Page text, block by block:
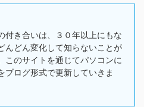
付き合いは、３０年以上にもな
んどん変化して知らないことが
このサイトを通じてパソコンに
ブログ形式で更新していきま